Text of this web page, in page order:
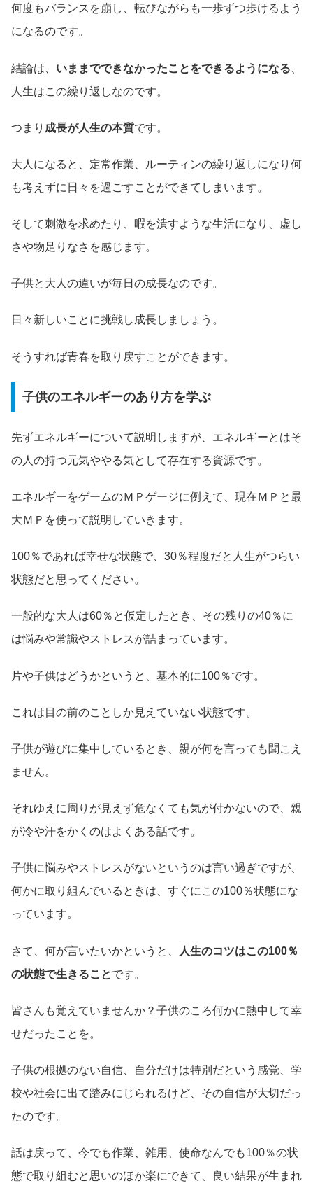
何度もバランスを崩し、転びながらも一歩ずつ歩けるよう
になるのです。
結論は、 いままでできなかったことをできるようになる
人生はこの繰り返しなのです。
つまり 成長が人生の本質です。
大人になると、定常作業、ルーティンの繰り返しになり何
も考えずに日々を過ごすことができてしまいます。
そして刺激を求めたり、暇を潰すような生活になり、虚し
さや物足りなさを感じます。
子供と大人の違いが毎日の成長なのです。
日々新しいことに挑戦し成長しましょう。
そうすれば青春を取り戻すことができます。
子供のエネルギーのあり方を学ぶ
先ずエネルギーについて説明しますが、エネルギーとはそ
の人の持つ元気ややる気として存在する資源です。
エネルギーをゲームのＭＰゲージに例えて、現在ＭＰと最
大ＭＰを使って説明していきます。
100％であれば幸せな状態で、30％程度だと人生がつらい
状態だと思ってください。
一般的な大人は60％と仮定したとき、その残りの40％に
は悩みや常識やストレスが詰まっています。
片や子供はどうかというと、基本的に100％です。
これは目の前のことしか見えていない状態です。
子供が遊びに集中しているとき、親が何を言っても聞こえ
ません。
それゆえに周りが見えず危なくても気が付かないので、親
が冷や汗をかくのはよくある話です。
子供に悩みやストレスがないというのは言い過ぎですが、
何かに取り組んでいるときは、すぐにこの100％状態にな
っています。
さて、何が言いたいかというと、
人生のコツはこの100％
の状態で生きることです。
皆さんも覚えていませんか？子供のころ何かに熱中して幸
せだったことを。
子供の根拠のない自信、自分だけは特別だという感覚、学
校や社会に出て踏みにじられるけど、その自信が大切だっ
たのです。
話は戻って、今でも作業、雑用、使命なんでも100％の状
態で取り組むと思いのほか楽にできて、良い結果が生まれ